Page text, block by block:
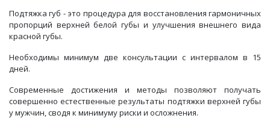
Подтяжка губ - это процедура для восстановления гармоничных
пропорций верхней белой губы и улучшения внешнего вида
красной губы.
Необходимы минимум две консультации с интервалом в 15
дней.
Современные достижения и методы позволяют получать
совершенно естественные результаты подтяжки верхней губы
у мужчин, сводя к минимуму риски и осложнения.